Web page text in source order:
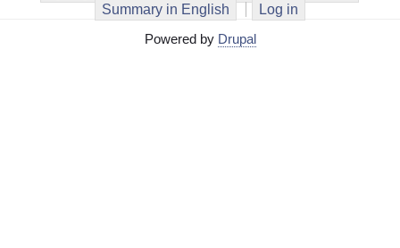
Summary in English
Log in
Powered by Drupal